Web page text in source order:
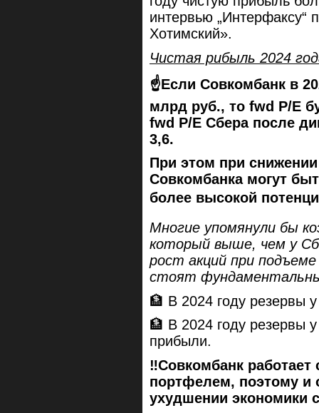
интервью „Интерфаксу“
Хотимский».
Чистая рибыль 2024
☝️Если Совкомбанк в
млрд руб., то fwd P/E
fwd P/E Сбера после
3,6.
При этом при
Совкомбанка могут
более высокой
Многие упомянули бы
который выше, чем у
рост акций при
стоят
🏦 В 2024 году резервы
🏦 В 2024 году резервы
прибыли.
‼️Совкомбанк
портфелем, поэтому и
ухудшении экономики